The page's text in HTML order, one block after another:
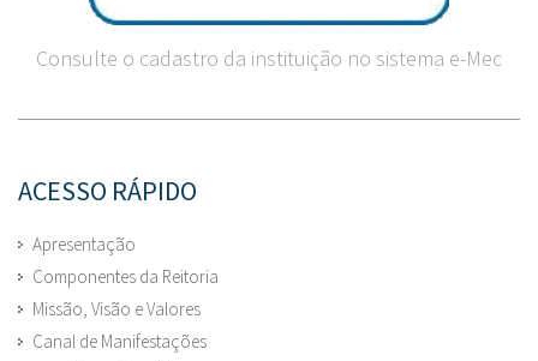
Consulte o cadastro da instituição no sistema e-Mec
ACESSO RÁPIDO
Apresentação
Componentes da Reitoria
Missão, Visão e Valores
Canal de Manifestações